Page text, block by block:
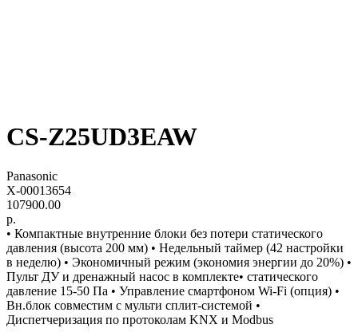
CS-Z25UD3EAW
Panasonic
X-00013654
107900.00
р.
• Компактные внутренние блоки без потери статического
давления (высота 200 мм) • Недельный таймер (42 настройки
в неделю) • Экономичный режим (экономия энергии до 20%) •
Пульт ДУ и дренажный насос в комплекте• статического
давление 15-50 Па • Управление смартфоном Wi-Fi (опция) •
Вн.блок совместим с мульти сплит-системой •
Диспетчеризация по протоколам KNX и Modbus